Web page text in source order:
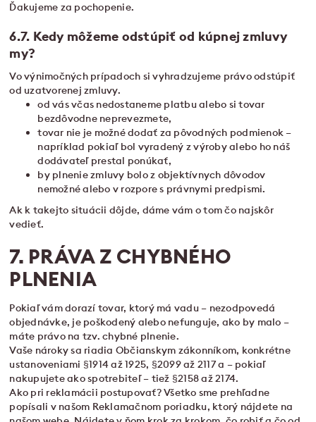
Ďakujeme za pochopenie.
6.7. Kedy môžeme odstúpiť od kúpnej zmluvy
my?
Vo výnimočných prípadoch si vyhradzujeme právo odstúpiť
od uzatvorenej zmluvy.
od vás včas nedostaneme platbu alebo si tovar
bezdôvodne neprevezmete,
tovar nie je možné dodať za pôvodných podmienok –
napríklad pokiaľ bol vyradený z výroby alebo ho náš
dodávateľ prestal ponúkať,
by plnenie zmluvy bolo z objektívnych dôvodov
nemožné alebo v rozpore s právnymi predpismi.
Ak k takejto situácii dôjde, dáme vám o tom čo najskôr
vedieť.
7. PRÁVA Z CHYBNÉHO
PLNENIA
Pokiaľ vám dorazí tovar, ktorý má vadu – nezodpovedá
objednávke, je poškodený alebo nefunguje, ako by malo –
máte právo na tzv. chybné plnenie.
Vaše nároky sa riadia Občianskym zákonníkom, konkrétne
ustanoveniami §1914 až 1925, §2099 až 2117 a – pokiaľ
nakupujete ako spotrebiteľ – tiež §2158 až 2174.
Ako pri reklamácii postupovať? Všetko sme prehľadne
popísali v našom Reklamačnom poriadku, ktorý nájdete na